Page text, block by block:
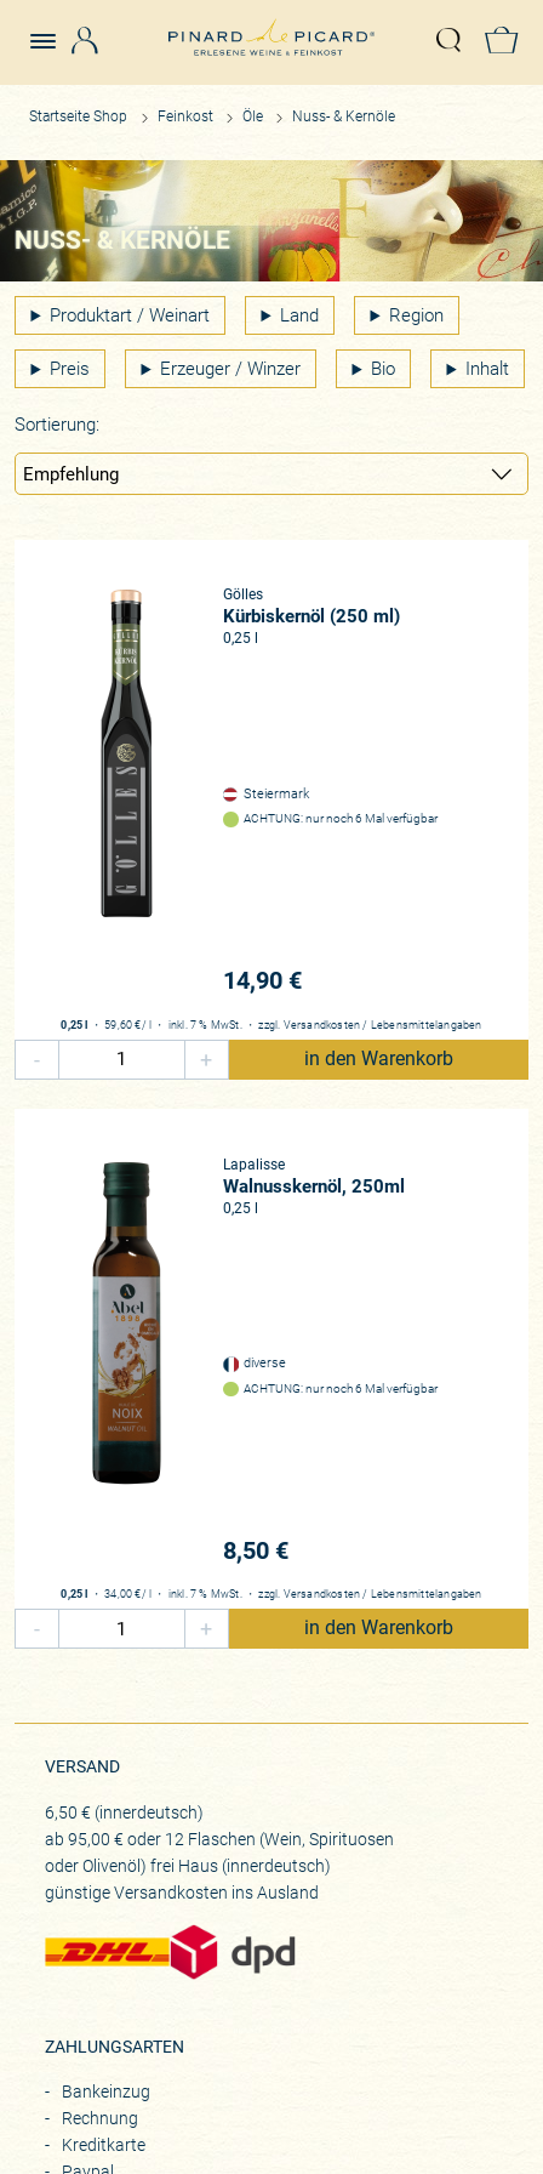
Suche
Startseite Shop Feinkost Öle Nuss- & Kernöle
NUSS- & KERNÖLE
Produktart / Weinart Land Region
Preis Erzeuger / Winzer Bio Inhalt
Sortierung:
Gölles
Kürbiskernöl (250 ml)
0,25 l
Steiermark
ACHTUNG: nur noch 6 Mal verfügbar
14,90 €
0,25 l ・59,60 € / l ・ inkl. 7 % MwSt. ・zzgl. Versandkosten / Lebensmittelangaben
- + in den Warenkorb
Lapalisse
Walnusskernöl, 250ml
0,25 l
diverse
ACHTUNG: nur noch 6 Mal verfügbar
8,50 €
0,25 l ・34,00 €/ l ・ inkl. 7 % MwSt.・zzgl. Versandkosten / Lebensmittelangaben
- + in den Warenkorb
VERSAND
6,50 € (innerdeutsch)
ab 95,00 € oder 12 Flaschen (Wein, Spirituosen
oder Olivenöl) frei Haus (innerdeutsch)
günstige Versandkosten ins Ausland
ZAHLUNGSARTEN
Bankeinzug
Rechnung
Kreditkarte